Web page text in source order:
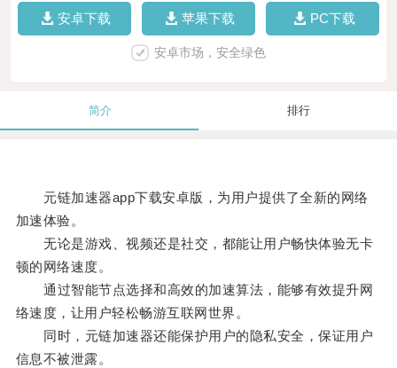
安卓下载 苹果下载 PC下载
安卓市场，安全绿色
简介 排行
元链加速器app下载安卓版，为用户提供了全新的网络
加速体验。
无论是游戏、视频还是社交，都能让用户畅快体验无卡
顿的网络速度。
通过智能节点选择和高效的加速算法，能够有效提升网
络速度，让用户轻松畅游互联网世界。
同时，元链加速器还能保护用户的隐私安全，保证用户
信息不被泄露。